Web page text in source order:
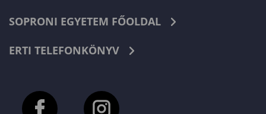
SOPRONI EGYETEM FŐOLDAL
ERTI TELEFONKÖNYV